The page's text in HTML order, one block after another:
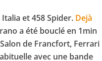
et 458 Spider. Dejà
a été bouclé en 1min
de Francfort, Ferrari
avec une bande